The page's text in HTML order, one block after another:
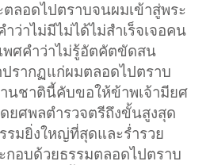
ลอดไปตราบจนผมเข้าสู่พระ
าไม่มีไม่ได้ไม่สำเร็จเจอคน
พศคำว่าไม่รู้อัตคัตขัดสน
รากฏแก่ผมตลอดไปตราบ
นชาตินี้คับขอให้ข้าพเจ้ามียศ
ยศพลตำรวจตรีถึงขั้นสูงสุด
รมยิ่งใหญ่ที่สุดและร่ำรวย
อบด้วยธรรมตลอดไปตราบ